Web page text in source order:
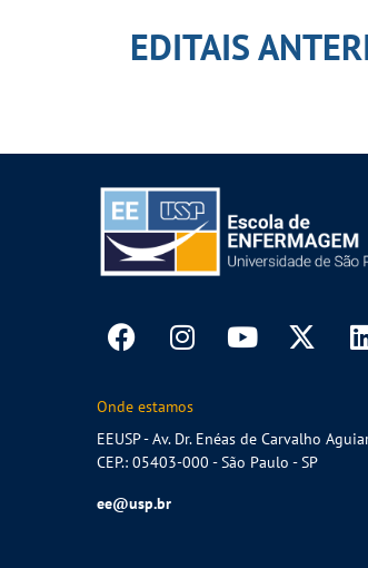
EDITAIS
Onde estamos
EEUSP - Av. Dr. Enéas de Carvalho
CEP.: 05403-000 - São Paulo - SP
ee@usp.br